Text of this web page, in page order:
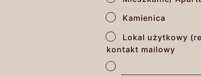
Kamienica
Lokal użytkowy
kontakt mailowy